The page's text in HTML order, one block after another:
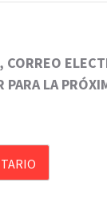
CORREO
PARA LA